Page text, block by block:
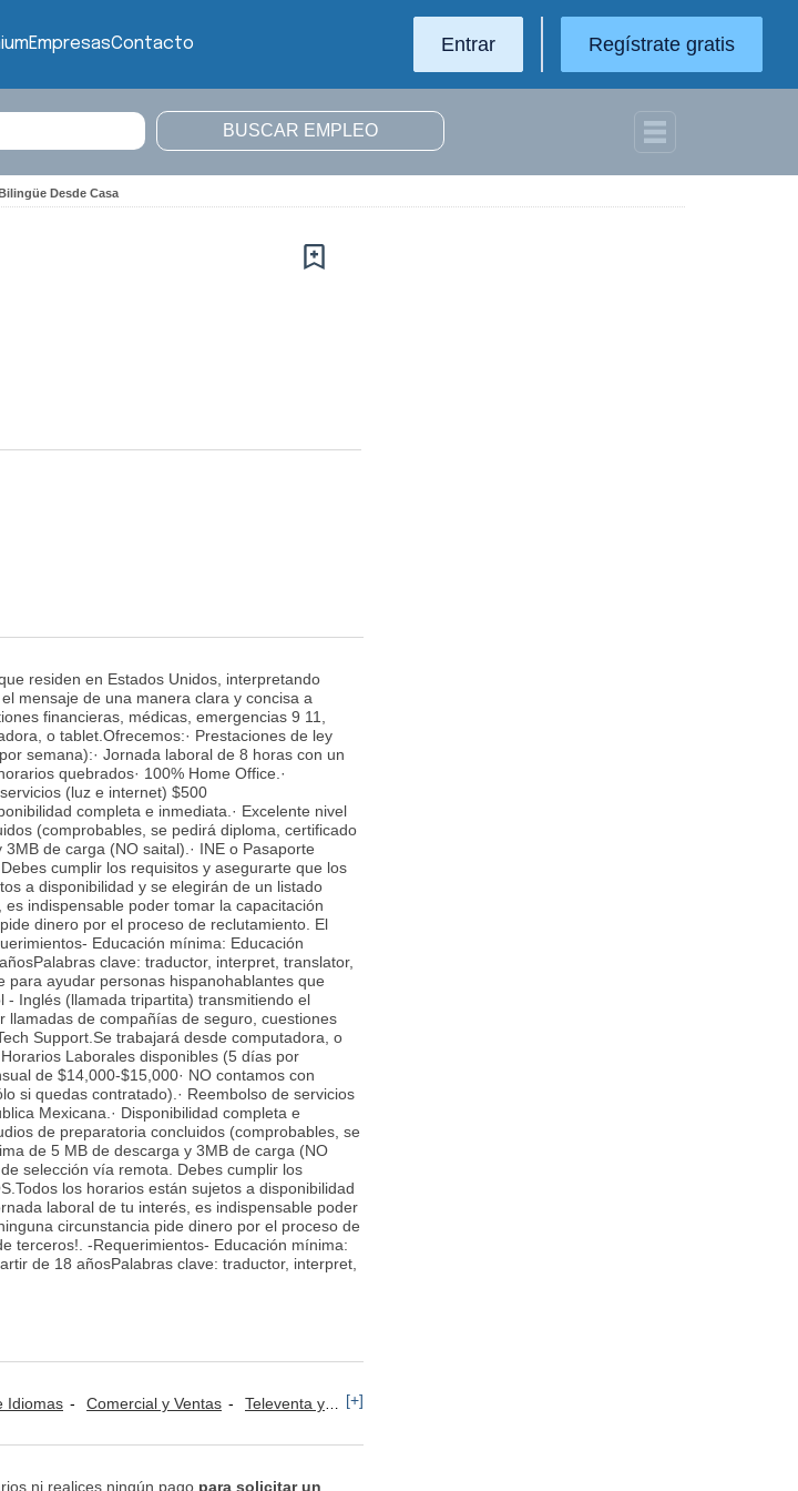
EmpresasContacto Entrar Regístrate gratis
Desde Casa
residen en Estados Unidos, interpretando
mensaje de una manera clara y concisa a
financieras, médicas, emergencias 9 11,
o tablet.Ofrecemos:· Prestaciones de ley
semana):· Jornada laboral de 8 horas con un
quebrados· 100% Home Office.·
(luz e internet) $500
completa e inmediata.· Excelente nivel
(comprobables, se pedirá diploma, certificado
de carga (NO saital).· INE o Pasaporte
cumplir los requisitos y asegurarte que los
a disponibilidad y se elegirán de un listado
indispensable poder tomar la capacitación
dinero por el proceso de reclutamiento. El
Educación mínima: Educación
clave: traductor, interpret, translator,
ayudar personas hispanohablantes que
- Inglés (llamada tripartita) transmitiendo el
llamadas de compañías de seguro, cuestiones
Support.Se trabajará desde computadora, o
Laborales disponibles (5 días por
de $14,000-$15,000· NO contamos con
si quedas contratado).· Reembolso de servicios
Mexicana.· Disponibilidad completa e
de preparatoria concluidos (comprobables, se
de 5 MB de descarga y 3MB de carga (NO
selección vía remota. Debes cumplir los
los horarios están sujetos a disponibilidad
laboral de tu interés, es indispensable poder
circunstancia pide dinero por el proceso de
terceros!. -Requerimientos- Educación mínima:
de 18 añosPalabras clave: traductor, interpret,
Idiomas Comercial y Ventas Televenta y Marketing Telefónico [+]
ni realices ningún pago para solicitar un